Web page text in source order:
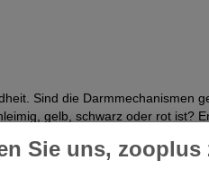
Sind die Darmmechanismen
gelb, schwarz oder rot ist?
Sie alles über weitere
Sie uns, zooplus